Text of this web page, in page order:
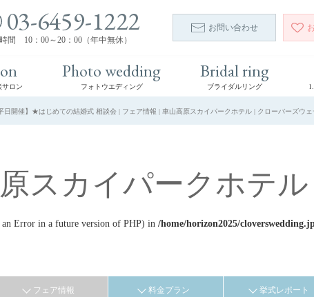
03-6459-1222
間 10：00～20：00（年中無休）
お問い合わせ
ロン
Photo wedding
フォトウエディング
Bridal ring
ブライダルリング
日開催】★はじめての結婚式 相談会 | フェア情報 | 車山高原スカイパークホテル | クローバーズウェ
スカイパークホテル
Error in a future version of PHP) in /home/horizon2025/
フェア情報 料金プラン 挙式レポート